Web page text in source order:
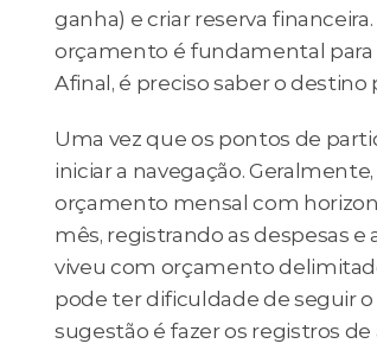
ganha) e criar reserva
orçamento é fundamental para
Afinal, é preciso saber o
Uma vez que os pontos de
iniciar a navegação.
orçamento mensal com
mês, registrando as despesas
viveu com orçamento
pode ter dificuldade de seguir o
sugestão é fazer os registros